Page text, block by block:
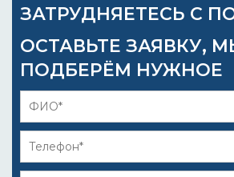
ЗАТРУДНЯЕТЕСЬ С
ОСТАВЬТЕ ЗАЯВКУ,
ПОДБЕРЁМ НУЖНОЕ